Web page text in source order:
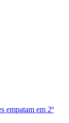
empatam em 2º